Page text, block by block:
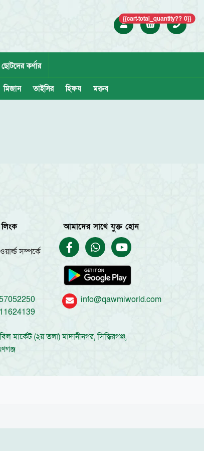
{{cart.total_quantity?? 0}}
ছোটদের কর্ণার
মিজান তাইসির হিফয মক্তব
সম্পর্কে
আমাদের সাথে যুক্ত হোন
info@qawmiworld.com
মার্কেট (২য় তলা) মাদানীনগর, সিদ্ধিরগঞ্জ,